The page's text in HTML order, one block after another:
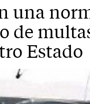
una
de
Estado